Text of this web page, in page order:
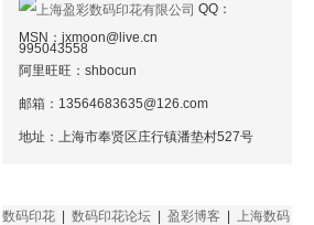
QQ：
995043558
MSN： jxmoon@live.cn
阿里旺旺：shbocun
邮箱： 13564683635@126.com
地址：上海市奉贤区庄行镇潘垫村527号
数码印花 数码印花论坛 盈彩博客
上海数码